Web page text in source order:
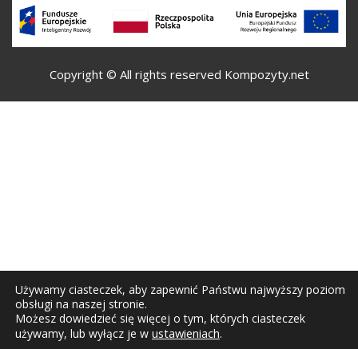
Copyright © All rights reserved Kompozyty.net
Używamy ciasteczek, aby zapewnić Państwu najwyższy poziom
obsługi na naszej stronie.
Możesz dowiedzieć się więcej o tym, których ciasteczek
używamy, lub wyłącz je w ustawieniach.